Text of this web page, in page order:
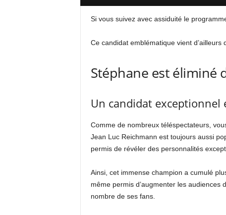
Si vous suivez avec assiduité le
Ce candidat emblématique vient d’ailleurs
Stéphane est éliminé
Un candidat
Comme de nombreux téléspectateurs,
Jean Luc Reichmann est toujours aussi
permis de révéler des personnalités
Ainsi, cet immense champion a cumulé
même permis d’augmenter les
nombre de ses fans.